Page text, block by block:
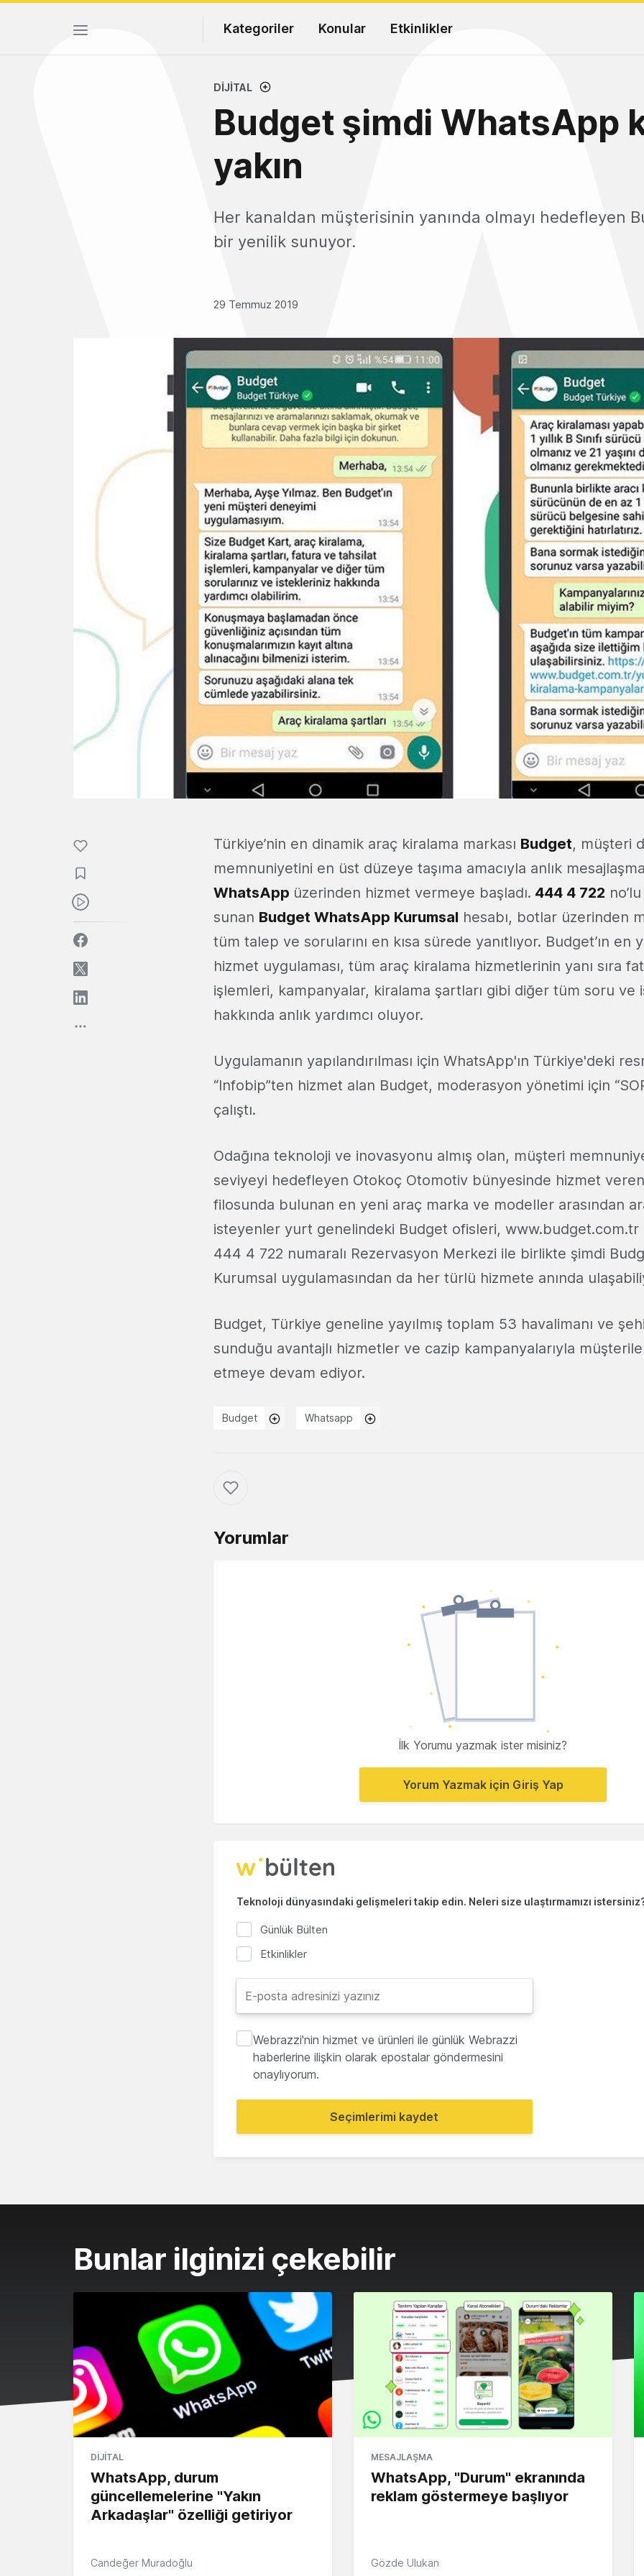
Kategoriler Konular Etkinlikler
DIJITAL
Budget şimdi WhatsApp
yakın
Her kanaldan müşterisinin yanında olmayı hedefleyen
bir yenilik sunuyor.
29 Temmuz 2019
Türkiye’nin en dinamik araç kiralama markası Budget, müşteri
memnuniyetini en üst düzeye taşıma amacıyla anlık
WhatsApp üzerinden hizmet vermeye başladı. 444 4 722
sunan Budget WhatsApp Kurumsal hesabı, botlar üzerinden
tüm talep ve sorularını en kısa sürede yanıtlıyor. Budget’ın en
hizmet uygulaması, tüm araç kiralama hizmetlerinin yanı sıra
işlemleri, kampanyalar, kiralama şartları gibi diğer tüm soru ve
hakkında anlık yardımcı oluyor.
Uygulamanın yapılandırılması için WhatsApp'ın Türkiye'deki
“Infobip”ten hizmet alan Budget, moderasyon yönetimi için
çalıştı.
Odağına teknoloji ve inovasyonu almış olan, müşteri
seviyeyi hedefleyen Otokoç Otomotiv bünyesinde hizmet veren
filosunda bulunan en yeni araç marka ve modeller arasından
isteyenler yurt genelindeki Budget ofisleri,
444 4 722 numaralı Rezervasyon Merkezi ile birlikte şimdi
Kurumsal uygulamasından da her türlü hizmete anında
Budget, Türkiye geneline yayılmış toplam 53 havalimanı ve
sunduğu avantajlı hizmetler ve cazip kampanyalarıyla
etmeye devam ediyor.
Budget Whatsapp
Yorumlar
İlk Yorumu yazmak ister misiniz?
Yorum Yazmak için Giriş Yap
Teknoloji dünyasındaki gelişmeleri takip edin. Neleri size ulaştırmamızı
Günlük Bülten
Etkinlikler
Webrazzi'nin hizmet ve ürünleri ile günlük Webrazzi
haberlerine ilişkin olarak epostalar göndermesini
onaylıyorum.
Seçimlerimi kaydet
Bunlar ilginizi çekebilir
DIJITAL
WhatsApp, durum
güncellemelerine "Yakın
Arkadaşlar" özelliği getiriyor
Candeğer Muradoğlu
MESAJLAŞMA
WhatsApp, "Durum" ekranında
reklam göstermeye başlıyor
Gözde Ulukan